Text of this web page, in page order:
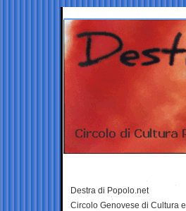
Destra di Popolo.net
Circolo Genovese di Cultura e